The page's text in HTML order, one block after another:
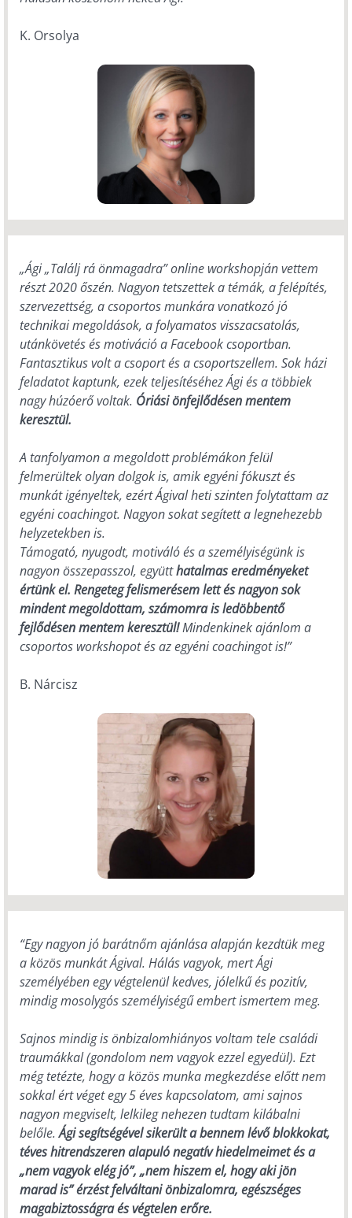
K. Orsolya
„Ági „Találj rá önmagadra” online workshopján vettem
részt 2020 őszén. Nagyon tetszettek a témák, a felépítés,
szervezettség, a csoportos munkára vonatkozó jó
technikai megoldások, a folyamatos visszacsatolás,
utánkövetés és motiváció a Facebook csoportban.
Fantasztikus volt a csoport és a csoportszellem. Sok házi
feladatot kaptunk, ezek teljesítéséhez Ági és a többiek
nagy húzóerő voltak. Óriási önfejlődésen mentem
keresztül.
A tanfolyamon a megoldott problémákon felül
felmerültek olyan dolgok is, amik egyéni fókuszt és
munkát igényeltek, ezért Ágival heti szinten folytattam az
egyéni coachingot. Nagyon sokat segített a legnehezebb
helyzetekben is.
Támogató, nyugodt, motiváló és a személyiségünk is
nagyon összepasszol, együtthatalmas eredményeket
értünk el. Rengeteg felismerésem lett és nagyon sok
mindent megoldottam, számomra is ledöbbentő
fejlődésen mentem keresztül!Mindenkinek ajánlom a
csoportos workshopot és az egyéni coachingot is!”
B. Nárcisz
“Egy nagyon jó barátnőm ajánlása alapján kezdtük meg
a közös munkát Ágival. Hálás vagyok, mert Ági
személyében egy végtelenül kedves, jólelkű és pozitív,
mindig mosolygós személyiségű embert ismertem meg.
Sajnos mindig is önbizalomhiányos voltam tele családi
traumákkal (gondolom nem vagyok ezzel egyedül). Ezt
még tetézte, hogy a közös munka megkezdése előtt nem
sokkal ért véget egy 5 éves kapcsolatom, ami sajnos
nagyon megviselt, lelkileg nehezen tudtam kilábalni
belőle.Ági segítségével sikerült a bennem lévő blokkokat,
téves hitrendszeren alapuló negatív hiedelmeimet és a
„nem vagyok elég jó”, „nem hiszem el, hogy aki jön
marad is” érzést felváltani önbizalomra, egészséges
magabiztosságra és végtelen erőre.